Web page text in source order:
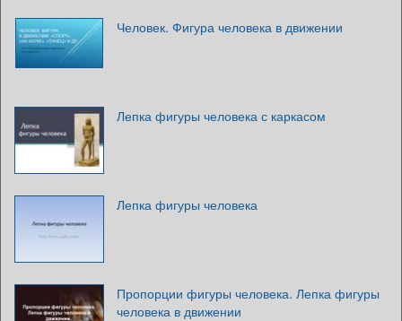
Человек. Фигура человека в движении
Лепка фигуры человека с каркасом
Лепка фигуры человека
Пропорции фигуры человека. Лепка фигуры
человека в движении